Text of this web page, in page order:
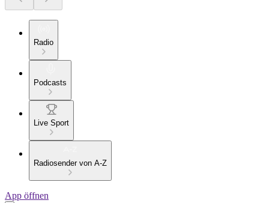
Radio
Podcasts
Live Sport
Radiosender von A-Z
App öffnen